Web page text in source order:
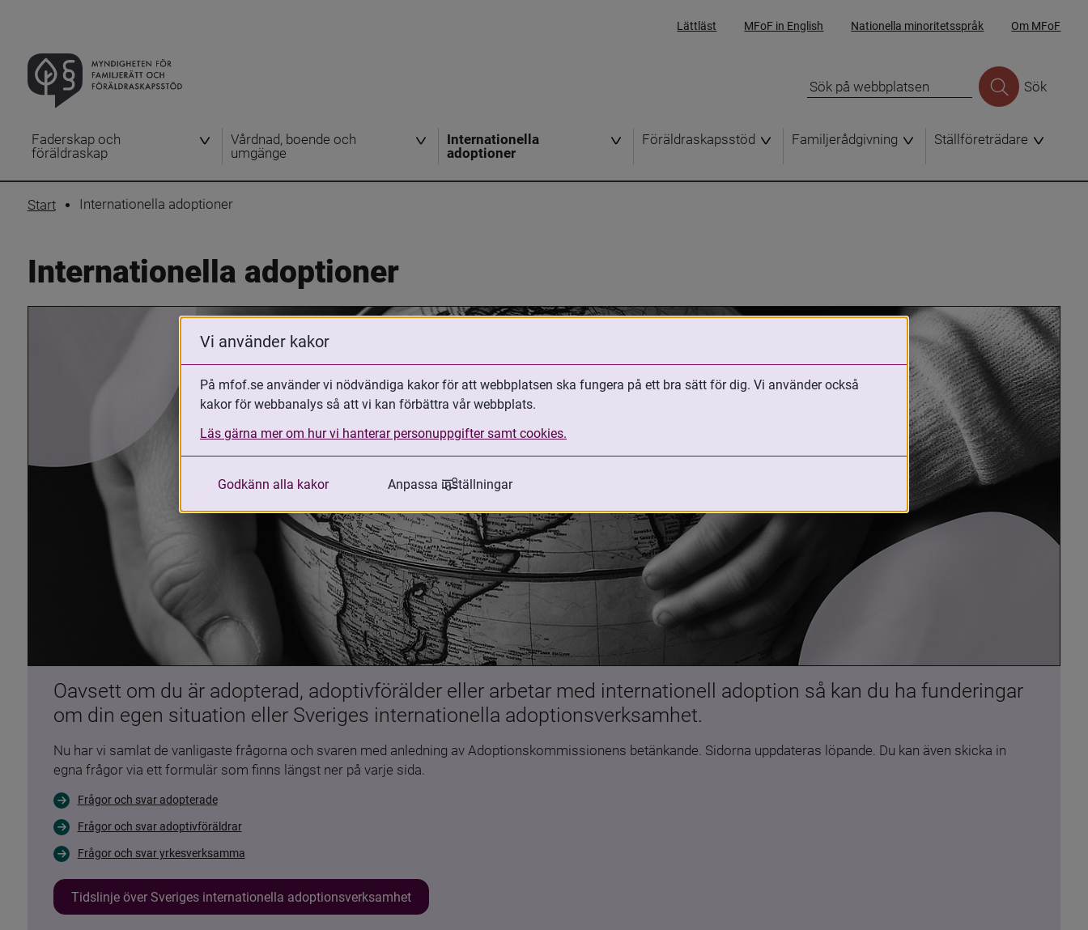
Lättläst MFoF in English Nationella minoritetsspråk Om MFoF
Sök
Faderskap och
föräldraskap
Vårdnad, boende och
umgänge
Internationella
adoptioner
Föräldraskapsstöd Familjerådgivning Ställföreträdare
Start Internationella adoptioner
Internationella adoptioner
Oavsett om du är adopterad, adoptivförälder eller arbetar med internationell adoption så kan du ha funderingar
om din egen situation eller Sveriges internationella adoptionsverksamhet.
Nu har vi samlat de vanligaste frågorna och svaren med anledning av Adoptionskommissionens betänkande. Sidorna uppdateras löpande. Du kan även skicka in
egna frågor via ett formulär som finns längst ner på varje sida.
Frågor och svar adopterade
Frågor och svar adoptivföräldrar
Frågor och svar yrkesverksamma
Tidslinje över Sveriges internationella adoptionsverksamhet
Vi använder kakor
På mfof.se använder vi nödvändiga kakor för att webbplatsen ska fungera på ett bra sätt för dig. Vi använder också
kakor för webbanalys så att vi kan förbättra vår webbplats.
Läs gärna mer om hur vi hanterar personuppgifter samt cookies.
Godkänn alla kakor Anpassa inställningar